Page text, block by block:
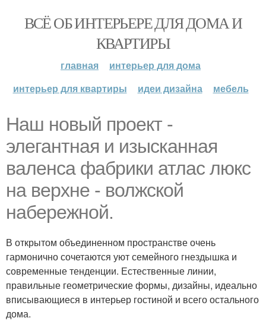
ВСЁ ОБ ИНТЕРЬЕРЕ ДЛЯ ДОМА И
КВАРТИРЫ
главная
интерьер для дома
интерьер для квартиры
идеи дизайна мебель
Наш новый проект -
элегантная и изысканная
валенса фабрики атлас люкс
на верхне - волжской
набережной.
В открытом объединенном пространстве очень
гармонично сочетаются уют семейного гнездышка и
современные тенденции. Естественные линии,
правильные геометрические формы, дизайны, идеально
вписывающиеся в интерьер гостиной и всего остального
дома.